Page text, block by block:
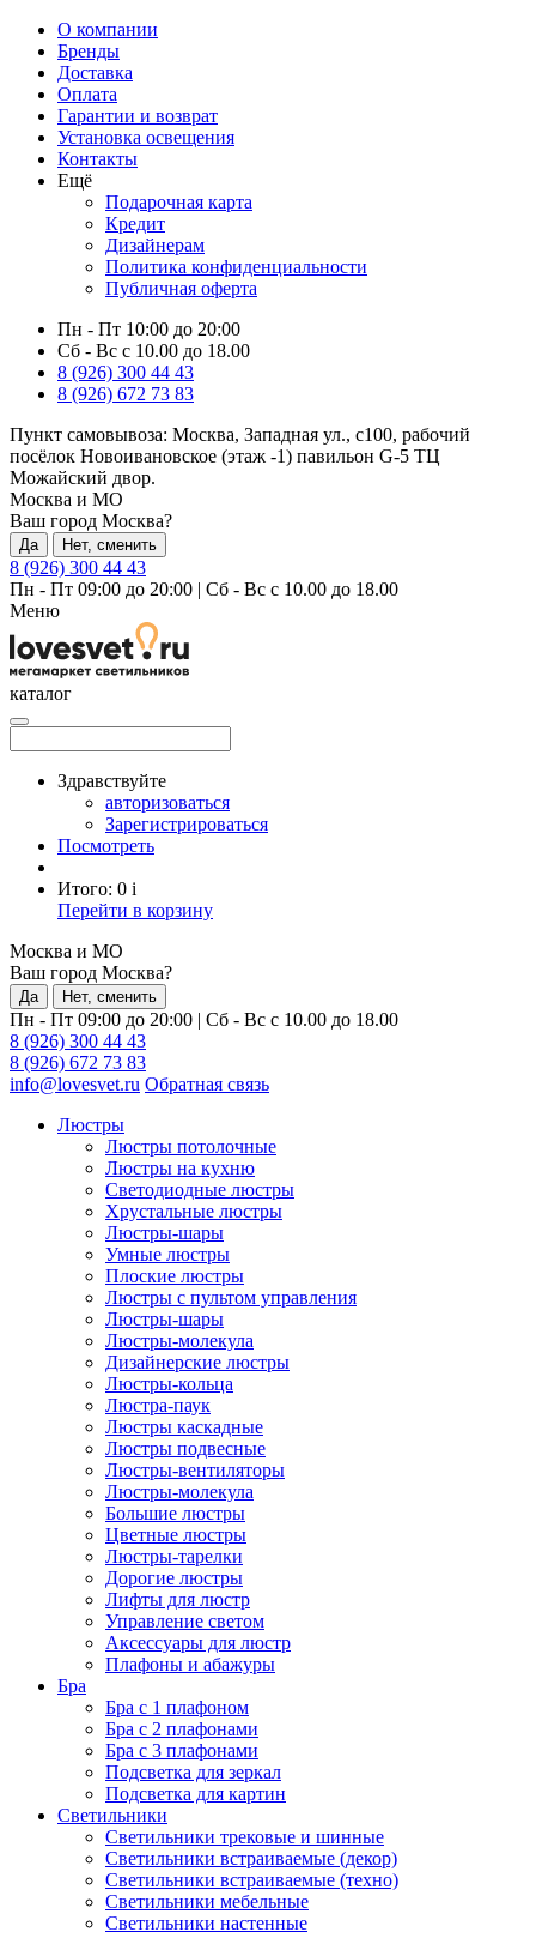
О компании
Бренды
Доставка
Оплата
Гарантии и возврат
Установка освещения
Контакты
Ещё
Подарочная карта
Кредит
Дизайнерам
Политика конфиденциальности
Публичная оферта
Пн - Пт 10:00 до 20:00
Сб - Вс с 10.00 до 18.00
8 (926) 300 44 43
8 (926) 672 73 83
Пункт самовывоза: Москва, Западная ул., с100, рабочий
посёлок Новоивановское (этаж -1) павильон G-5 ТЦ
Можайский двор.
Москва и МО
Ваш город Москва?
Да Нет, сменить
8 (926) 300 44 43
Пн - Пт 09:00 до 20:00 | Сб - Вс с 10.00 до 18.00
Меню
каталог
Здравствуйте
авторизоваться
Зарегистрироваться
Посмотреть
Итого: 0 i
Перейти в корзину
Москва и МО
Ваш город Москва?
Да Нет, сменить
Пн - Пт 09:00 до 20:00 | Сб - Вс с 10.00 до 18.00
8 (926) 300 44 43
8 (926) 672 73 83
info@lovesvet.ru Обратная связь
Люстры
Люстры потолочные
Люстры на кухню
Светодиодные люстры
Хрустальные люстры
Люстры-шары
Умные люстры
Плоские люстры
Люстры с пультом управления
Люстры-шары
Люстры-молекула
Дизайнерские люстры
Люстры-кольца
Люстра-паук
Люстры каскадные
Люстры подвесные
Люстры-вентиляторы
Люстры-молекула
Большие люстры
Цветные люстры
Люстры-тарелки
Дорогие люстры
Лифты для люстр
Управление светом
Аксессуары для люстр
Плафоны и абажуры
Бра
Бра с 1 плафоном
Бра с 2 плафонами
Бра с 3 плафонами
Подсветка для зеркал
Подсветка для картин
Светильники
Светильники трековые и шинные
Светильники встраиваемые (декор)
Светильники встраиваемые (техно)
Светильники мебельные
Светильники настенные